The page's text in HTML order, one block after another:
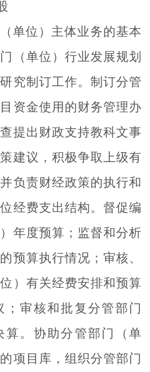
单位）主体业务的基本
（单位）行业发展规划
究制订工作。制订分管
资金使用的财务管理办
提出财政支持教科文事
建议，积极争取上级有
负责财经政策的执行和
经费支出结构。督促编
年度预算；监督和分析
预算执行情况；审核、
）有关经费安排和预算
；审核和批复分管部门
算。协助分管部门（单
项目库，组织分管部门